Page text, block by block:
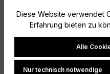
integriertem
HaltMesheinsätze an
Hersteller
Bewertungen
Diese Website verwendet
Erfahrung bieten zu
Cookie- Alle
Nur technisch notwendige